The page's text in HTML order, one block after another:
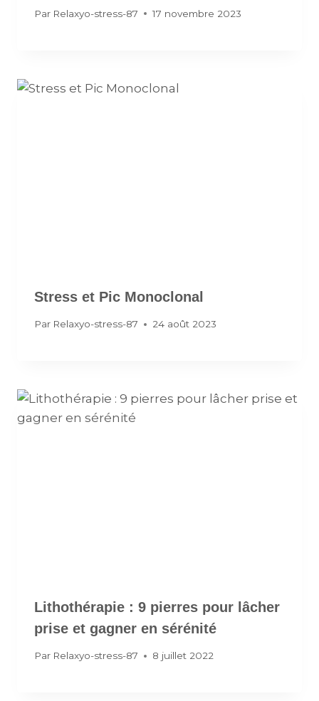
Par Relaxyo-stress-87 17 novembre 2023
Stress et Pic Monoclonal
Par Relaxyo-stress-87 24 août 2023
Lithothérapie : 9 pierres pour lâcher
prise et gagner en sérénité
Par Relaxyo-stress-87 8 juillet 2022